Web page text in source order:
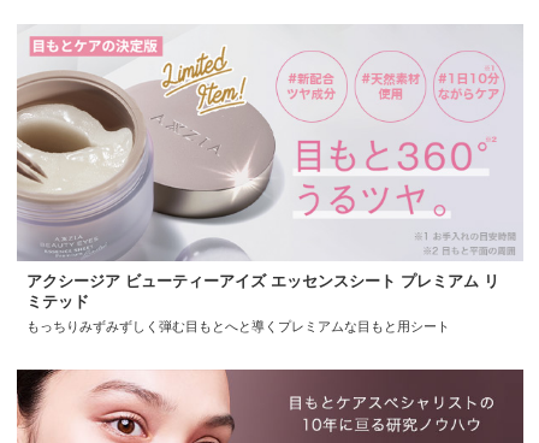
アクシージア ビューティーアイズ エッセンスシート プレミアム リ
ミテッド
もっちりみずみずしく弾む目もとへと導くプレミアムな目もと用シート